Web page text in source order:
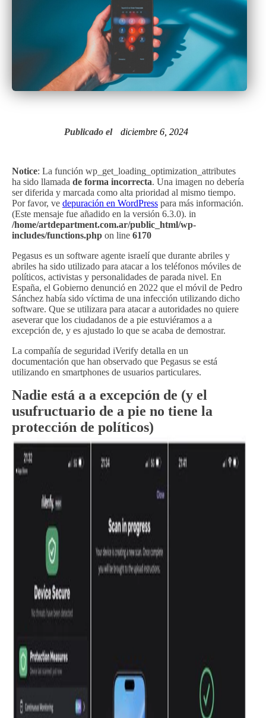
Publicado el diciembre 6, 2024
Notice: La función wp_get_loading_optimization_attributes
ha sido llamada de forma incorrecta. Una imagen no debería
ser diferida y marcada como alta prioridad al mismo tiempo.
Por favor, ve depuración en WordPress para más información.
(Este mensaje fue añadido en la versión 6.3.0). in
/home/artdepartment.com.ar/public_html/wp-
includes/functions.php on line 6170
Pegasus es un software agente israelí que durante abriles y
abriles ha sido utilizado para atacar a los teléfonos móviles de
políticos, activistas y personalidades de parada nivel. En
España, el Gobierno denunció en 2022 que el móvil de Pedro
Sánchez había sido víctima de una infección utilizando dicho
software. Que se utilizara para atacar a autoridades no quiere
aseverar que los ciudadanos de a pie estuviéramos a a
excepción de, y es ajustado lo que se acaba de demostrar.
La compañía de seguridad iVerify detalla en un
documentación que han observado que Pegasus se está
utilizando en smartphones de usuarios particulares.
Nadie está a a excepción de (y el
usufructuario de a pie no tiene la
protección de políticos)